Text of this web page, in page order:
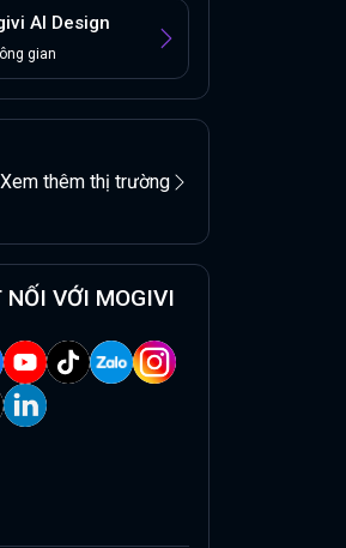
AI Design
gian
Xem thêm thị trường
NỐI VỚI MOGIVI